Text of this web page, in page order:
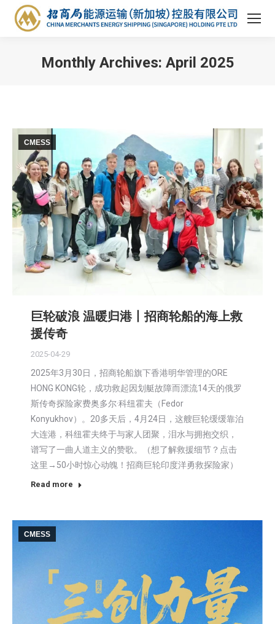
Monthly Archives: April 2025
CMESS
巨轮破浪 温暖归港丨招商轮船的海上救
援传奇
2025-04-29
2025年3月30日，招商轮船旗下香港明华管理的ORE
HONG KONG轮，成功救起因划艇故障而漂流14天的俄罗
斯传奇探险家费奥多尔·科纽霍夫（Fedor
Konyukhov）。20多天后，4月24日，这艘巨轮缓缓靠泊
大连港，科纽霍夫终于与家人团聚，泪水与拥抱交织，
谱写了一曲人道主义的赞歌。（想了解救援细节？点击
这里→50小时惊心动魄！招商巨轮印度洋勇救探险家）
Read more
CMESS